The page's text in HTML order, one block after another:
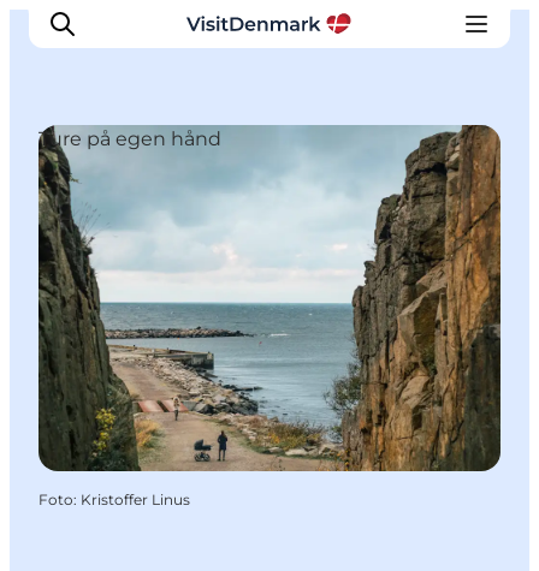
Inspiration
Destinationer
Oplevelser
Overnatning
Planlæg ferien
Ture på egen hånd
Foto: Kristoffer Linus